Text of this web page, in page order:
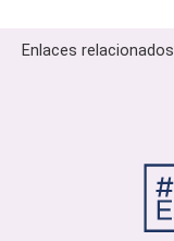
Enlaces relacionados